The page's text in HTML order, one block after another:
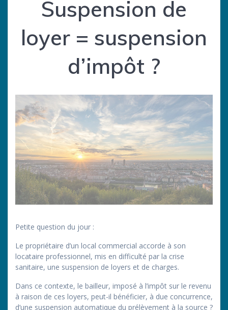
Suspension de
loyer = suspension
d’impôt ?
Petite question du jour :
Le propriétaire d’un local commercial accorde à son
locataire professionnel, mis en difficulté par la crise
sanitaire, une suspension de loyers et de charges.
Dans ce contexte, le bailleur, imposé à l’impôt sur le revenu
à raison de ces loyers, peut-il bénéficier, à due concurrence,
d’une suspension automatique du prélèvement à la source ?